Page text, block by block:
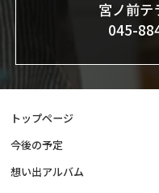
宮ノ前テ
045-
トップページ
今後の予定
想い出アルバム